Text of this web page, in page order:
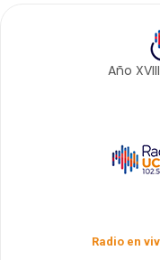
Año
Radio en